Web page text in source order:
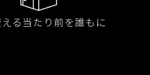
る当たり前を誰もに